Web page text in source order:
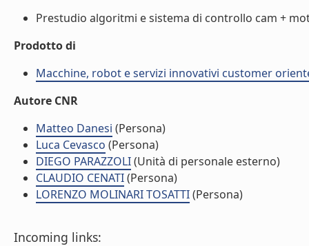
Prestudio algoritmi e sistema di controllo cam +
Prodotto di
Macchine, robot e servizi innovativi customer
Autore CNR
Matteo Danesi (Persona)
Luca Cevasco (Persona)
DIEGO PARAZZOLI(Unità di personale esterno)
CLAUDIO CENATI(Persona)
LORENZO MOLINARI TOSATTI(Persona)
Incoming links: